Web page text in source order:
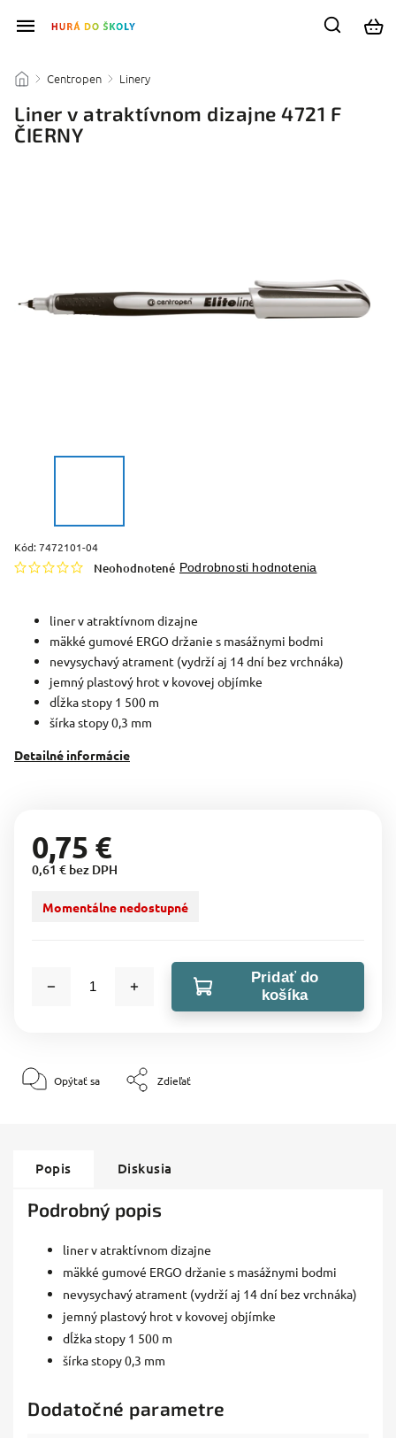
/ Centropen / Linery
Liner v atraktívnom dizajne 4721 F
ČIERNY
Kód:7472101-04
Neohodnotené Podrobnosti hodnotenia
liner v atraktívnom dizajne
mäkké gumové ERGO držanie s masážnymi bodmi
nevysychavý atrament (vydrží aj 14 dní bez vrchnáka)
jemný plastový hrot v kovovej objímke
dĺžka stopy 1 500 m
šírka stopy 0,3 mm
Detailné informácie
0,75 €
0,61 € bez DPH
Momentálne nedostupné
Pridať do
košíka
Opýtať sa Zdieľať
Popis Diskusia
Podrobný popis
liner v atraktívnom dizajne
mäkké gumové ERGO držanie s masážnymi bodmi
nevysychavý atrament (vydrží aj 14 dní bez vrchnáka)
jemný plastový hrot v kovovej objímke
dĺžka stopy 1 500 m
šírka stopy 0,3 mm
Dodatočné parametre